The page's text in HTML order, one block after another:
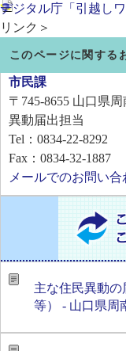
デジタル庁「引越し
リンク＞
このページに関する
市民課
〒745-8655 山口県
異動届出担当
Tel：0834-22-8292
Fax：0834-32-1887
メールでのお問い
主な住民異動
等） - 山口県周